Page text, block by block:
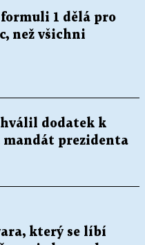
1 dělá pro
než všichni
dodatek k
mandát prezidenta
který se líbí